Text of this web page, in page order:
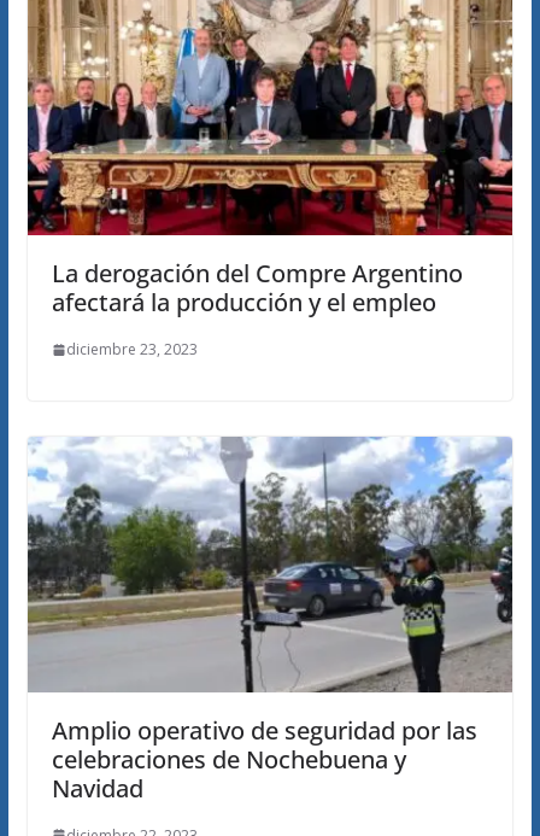
La derogación del Compre Argentino
afectará la producción y el empleo
diciembre 23, 2023
Amplio operativo de seguridad por las
celebraciones de Nochebuena y
Navidad